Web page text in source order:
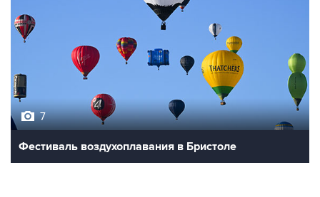
7
Фестиваль воздухоплавания в Бристоле